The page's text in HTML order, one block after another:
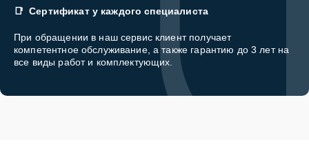
Сертификат у каждого специалиста
При обращении в наш сервис клиент получает
компетентное обслуживание, а также гарантию до 3 лет на
все виды работ и комплектующих.